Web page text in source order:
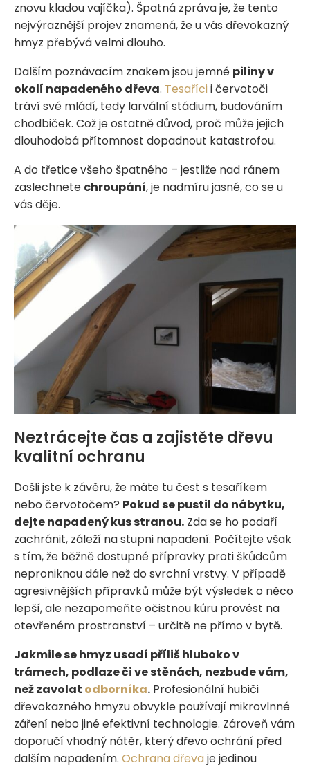
znovu kladou vajíčka). Špatná zpráva je, že tento
nejvýraznější projev znamená, že u vás dřevokazný
hmyz přebývá velmi dlouho.
Dalším poznávacím znakem jsou jemné piliny v
okolí napadeného dřeva. Tesařícii červotoči
tráví své mládí, tedy larvální stádium, budováním
chodbiček. Což je ostatně důvod, proč může jejich
dlouhodobá přítomnost dopadnout katastrofou.
A do třetice všeho špatného – jestliže nad ránem
zaslechnete chroupání, je nadmíru jasné, co se u
vás děje.
Neztrácejte čas a zajistěte dřevu
kvalitní ochranu
Došli jste k závěru, že máte tu čest s tesaříkem
nebo červotočem? Pokud se pustil do nábytku,
dejte napadený kus stranou. Zda se ho podaří
zachránit, záleží na stupni napadení. Počítejte však
s tím, že běžně dostupné přípravky proti škůdcům
neproniknou dále než do svrchní vrstvy. V případě
agresivnějších přípravků může být výsledek o něco
lepší, ale nezapomeňte očistnou kúru provést na
otevřeném prostranství – určitě ne přímo v bytě.
Jakmile se hmyz usadí příliš hluboko v
trámech, podlaze či ve stěnách, nezbude vám,
než zavolat odborníka. Profesionální hubiči
dřevokazného hmyzu obvykle používají mikrovlnné
záření nebo jiné efektivní technologie. Zároveň vám
doporučí vhodný nátěr, který dřevo ochrání před
dalším napadením. Ochrana dřeva je jedinou